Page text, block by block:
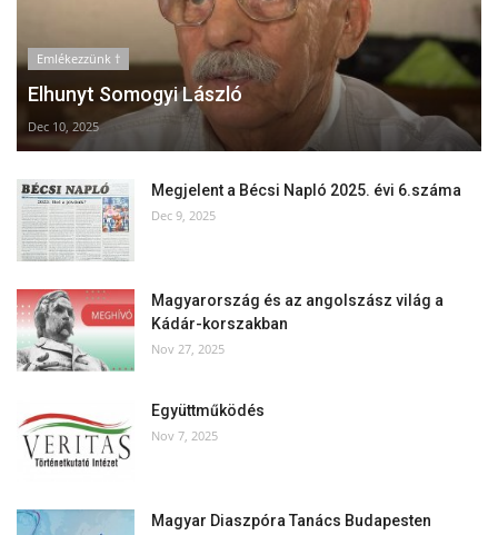
Emlékezzünk †
Elhunyt Somogyi László
Dec 10, 2025
Megjelent a Bécsi Napló 2025. évi 6.száma
Dec 9, 2025
Magyarország és az angolszász világ a
Kádár-korszakban
Nov 27, 2025
Együttműködés
Nov 7, 2025
Magyar Diaszpóra Tanács Budapesten